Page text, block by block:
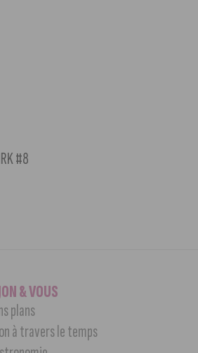
#8
& VOUS
plans
à travers le temps